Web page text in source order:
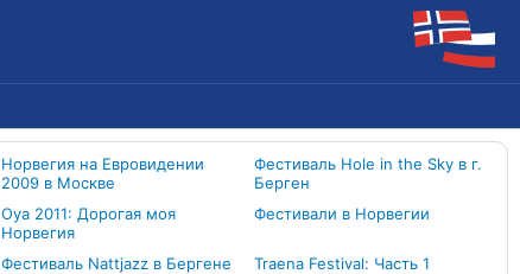
Норвегия на Евровидении
2009 в Москве
Фестиваль Hole in the Sky в г.
Берген
Oya 2011: Дорогая моя
Норвегия
Фестивали в Норвегии
Фестиваль Nattjazz в Бергене Traena Festival: Часть 1